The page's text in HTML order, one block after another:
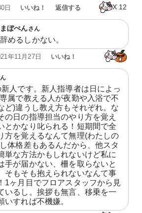
X 12
日 いいね！ 返信する
まぼぺんさん
辞めるしかない。
年11月27日 いいね！
人です。新人指導者は日によっ
属で教える人が夜勤や入浴で不
ど)違うし教え方もそれぞれ。な
の日の指導担当のやり方を覚え
とかなり叱られる！短期間で全
方を覚えるなんて無理(わたしの
体格差もあるんだから、他スタ
単な方法かもしれないけど私に
手が届かない、柵を取らないと
そもそも抱えられないなんて事
1ヶ月目でフロアスタッフから見
いるし。挨拶も無言、移乗を一
いすれば不機嫌。